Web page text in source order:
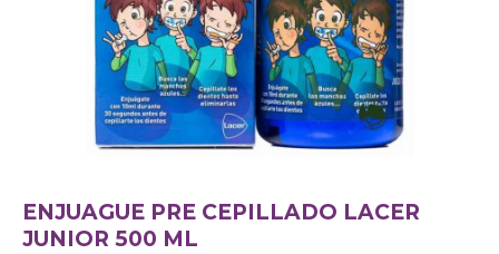
ENJUAGUE PRE CEPILLADO LACER
JUNIOR 500 ML